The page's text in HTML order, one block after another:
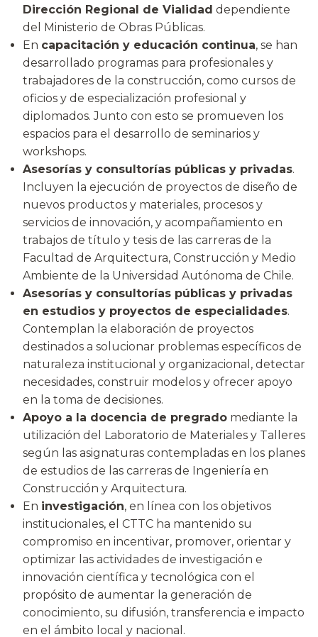
Dirección Regional de Vialidad dependiente
del Ministerio de Obras Públicas.
En capacitación y educación continua, se han
desarrollado programas para profesionales y
trabajadores de la construcción, como cursos de
oficios y de especialización profesional y
diplomados. Junto con esto se promueven los
espacios para el desarrollo de seminarios y
workshops.
Asesorías y consultorías públicas y privadas.
Incluyen la ejecución de proyectos de diseño de
nuevos productos y materiales, procesos y
servicios de innovación, y acompañamiento en
trabajos de título y tesis de las carreras de la
Facultad de Arquitectura, Construcción y Medio
Ambiente de la Universidad Autónoma de Chile.
Asesorías y consultorías públicas y privadas
en estudios y proyectos de especialidades.
Contemplan la elaboración de proyectos
destinados a solucionar problemas específicos de
naturaleza institucional y organizacional, detectar
necesidades, construir modelos y ofrecer apoyo
en la toma de decisiones.
Apoyo a la docencia de pregrado mediante la
utilización del Laboratorio de Materiales y Talleres
según las asignaturas contempladas en los planes
de estudios de las carreras de Ingeniería en
Construcción y Arquitectura.
En investigación, en línea con los objetivos
institucionales, el CTTC ha mantenido su
compromiso en incentivar, promover, orientar y
optimizar las actividades de investigación e
innovación científica y tecnológica con el
propósito de aumentar la generación de
conocimiento, su difusión, transferencia e impacto
en el ámbito local y nacional.